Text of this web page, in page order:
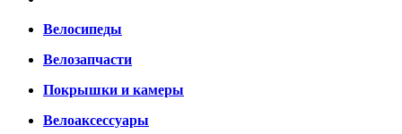
Велосипеды
Велозапчасти
Покрышки и камеры
Велоаксессуары